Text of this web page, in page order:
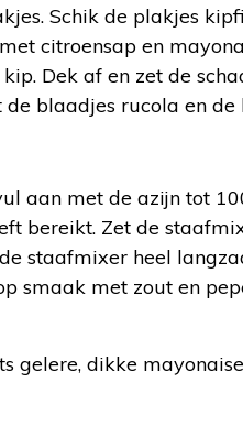
Schik de plakjes
citroensap en
Dek af en zet de
blaadjes rucola en de
aan met de azijn tot
bereikt. Zet de
staafmixer heel
smaak met zout en
gelere, dikke